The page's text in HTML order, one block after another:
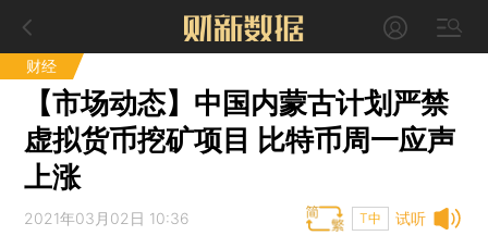
财经
【市场动态】中国内蒙古计划严禁
虚拟货币挖矿项目 比特币周一应声
上涨
试听
2021年03月02日 10:36 T中